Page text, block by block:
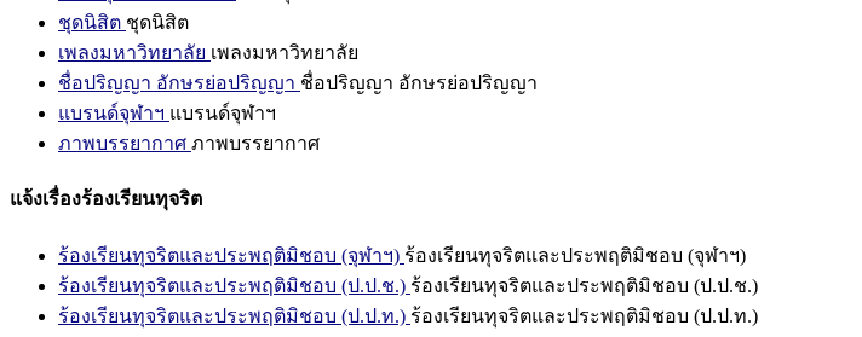
ชุดนิสิต ชุดนิสิต
เพลงมหาวิทยาลัย เพลงมหาวิทยาลัย
ชื่อปริญญา อักษรย่อปริญญา ชื่อปริญญา อักษรย่อปริญญา
แบรนด์จุฬาฯ แบรนด์จุฬาฯ
ภาพบรรยากาศ ภาพบรรยากาศ
แจ้งเรื่องร้องเรียนทุจริต
ร้องเรียนทุจริตและประพฤติมิชอบ (จุฬาฯ) ร้องเรียนทุจริตและประพฤติมิชอบ (จุฬาฯ)
ร้องเรียนทุจริตและประพฤติมิชอบ (ป.ป.ช.) ร้องเรียนทุจริตและประพฤติมิชอบ (ป.ป.ช.)
ร้องเรียนทุจริตและประพฤติมิชอบ (ป.ป.ท.) ร้องเรียนทุจริตและประพฤติมิชอบ (ป.ป.ท.)